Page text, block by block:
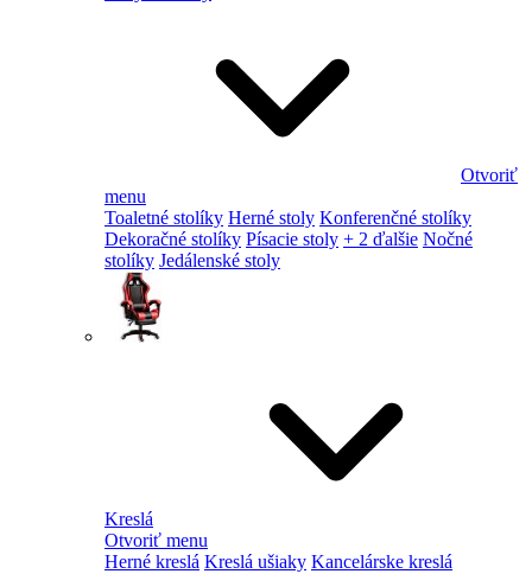
Otvoriť
menu
Toaletné stolíky Herné stoly Konferenčné stolíky
Dekoračné stolíky Písacie stoly + 2 ďalšie Nočné
stolíky Jedálenské stoly
Kreslá
Otvoriť menu
Herné kreslá Kreslá ušiaky Kancelárske kreslá